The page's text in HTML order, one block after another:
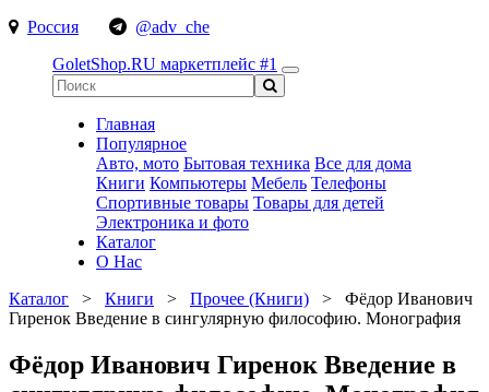
Россия
@adv_che
GoletShop.RU маркетплейс #1
Главная
Популярное
Авто, мото Бытовая техника Все для дома
Книги Компьютеры Мебель Телефоны
Спортивные товары Товары для детей
Электроника и фото
Каталог
О Нас
Каталог > Книги > Прочее (Книги) > Фёдор Иванович
Гиренок Введение в сингулярную философию. Монография
Фёдор Иванович Гиренок Введение в